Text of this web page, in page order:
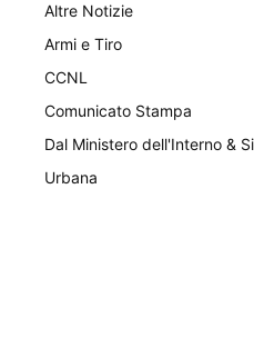
Altre Notizie
Armi e Tiro
CCNL
Comunicato Stampa
Dal Ministero dell'Interno &
Urbana